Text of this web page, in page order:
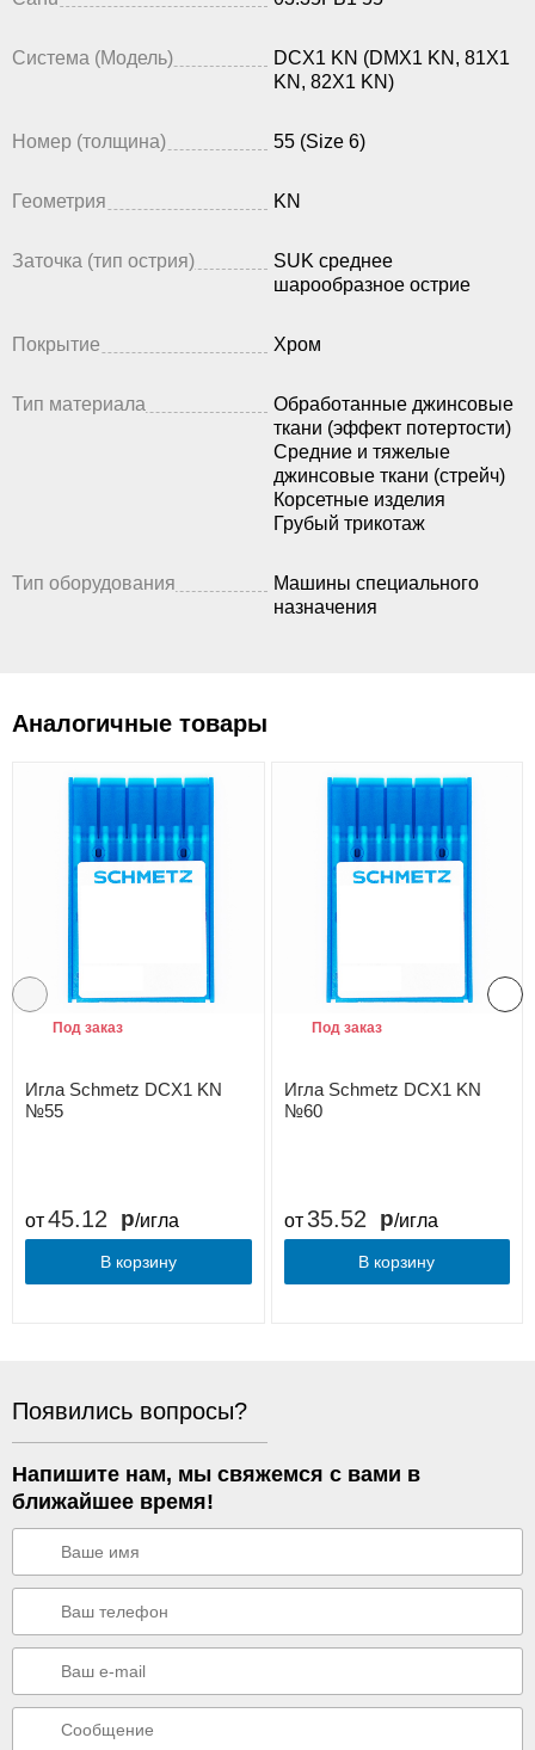
Система (Модель)
DCX1 KN (DMX1 KN, 81X1
KN, 82X1 KN)
Номер (толщина) 55 (Size 6)
Геометрия KN
Заточка (тип острия)
SUK среднее
шарообразное острие
Покрытие Хром
Тип материала
Обработанные джинсовые
ткани (эффект потертости)
Средние и тяжелые
джинсовые ткани (стрейч)
Корсетные изделия
Грубый трикотаж
Тип оборудования
Машины специального
назначения
Аналогичные товары
Игла Schmetz DCX1 KN
№55
Под заказ
от45.12 /игла
В корзину
Игла Schmetz DCX1 KN
№60
Под заказ
от 35.52 /игла
В корзину
Появились вопросы?
Напишите нам, мы свяжемся с вами в
ближайшее время!